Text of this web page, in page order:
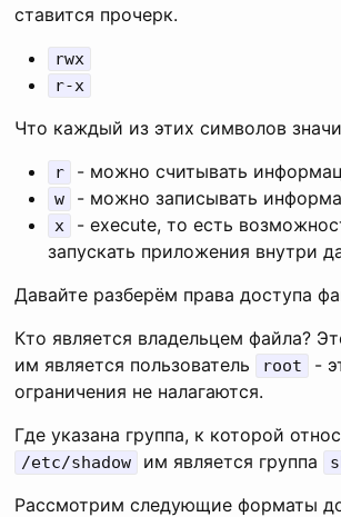
ставится прочерк.
rwx
r-x
Что каждый из этих символов
r - можно считывать
w - можно записывать
x
- execute, то есть
запускать приложения внутри
Давайте разберём права доступа
Кто является владельцем файла?
им является пользователь root
-
ограничения не налагаются.
Где указана группа, к которой
/etc/shadow им является группа
Рассмотрим следующие форматы